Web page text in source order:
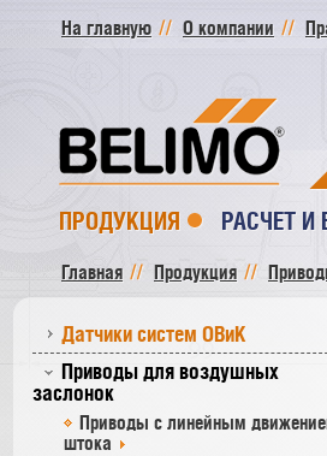
На главную О компании
ПРОДУКЦИЯ РАСЧЕТ И
Главная Продукция
Датчики систем ОВиК
Приводы для воздушных
заслонок
Приводы с линейным
штока